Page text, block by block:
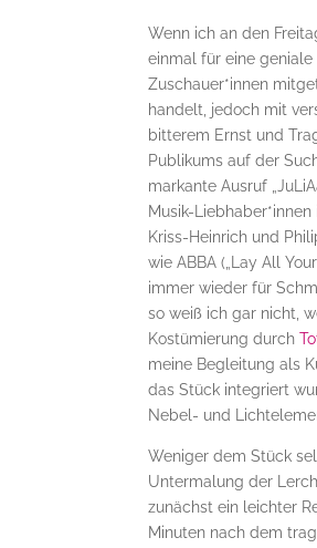
Wenn ich an den
einmal für eine
Zuschauer*innen
handelt, jedoch mit
bitterem Ernst und
Publikums auf der
markante Ausruf
Musik-
Kriss-Heinrich und
wie ABBA („Lay All
immer wieder für
so weiß ich gar nicht,
Kostümierung durch
meine Begleitung als
das Stück integriert
Nebel- und
Weniger dem Stück
Untermalung der
zunächst ein leichter
Minuten nach dem